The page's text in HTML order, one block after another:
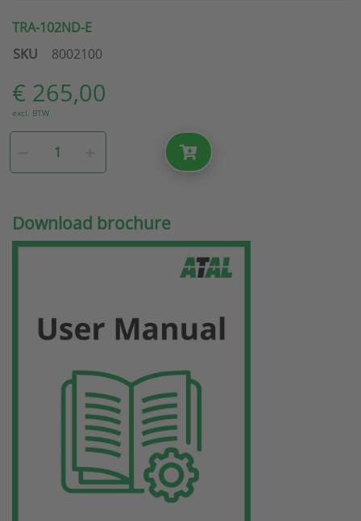
TRA-102ND-E
SKU
8002100
€ 265,00
excl. BTW
Download brochure